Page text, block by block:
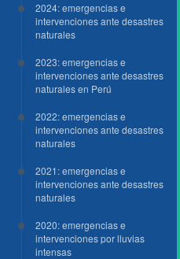
2024: emergencias e
intervenciones ante desastres
naturales
2023: emergencias e
intervenciones ante desastres
naturales en Perú
2022: emergencias e
intervenciones ante desastres
naturales
2021: emergencias e
intervenciones ante desastres
naturales
2020: emergencias e
intervenciones por lluvias
intensas